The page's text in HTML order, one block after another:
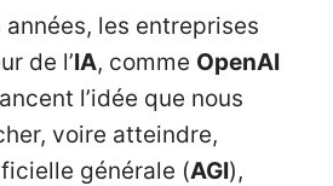
les entreprises
de l’IA, comme OpenAI
l’idée que nous
voire atteindre,
générale (AGI),